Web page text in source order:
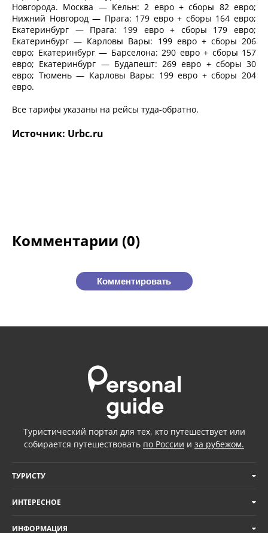
Новгорода. Москва — Кельн: 2 евро + сборы 82 евро;
Нижний Новгород — Прага: 179 евро + сборы 164 евро;
Екатеринбург — Прага: 199 евро + сборы 179 евро;
Екатеринбург — Карловы Вары: 199 евро + сборы 206
евро; Екатеринбург — Барселона: 290 евро + сборы 157
евро; Екатеринбург — Будапешт: 269 евро + сборы 30
евро; Тюмень — Карловы Вары: 199 евро + сборы 204
евро.
Все тарифы указаны на рейсы туда-обратно.
Источник: Urbc.ru
Комментарии (0)
Комментировать
Туристический портал для тех, кто путешествует или
собирается путешествовать по России и за рубежом.
ТУРИСТУ
ИНТЕРЕСНОЕ
ИНФОРМАЦИЯ